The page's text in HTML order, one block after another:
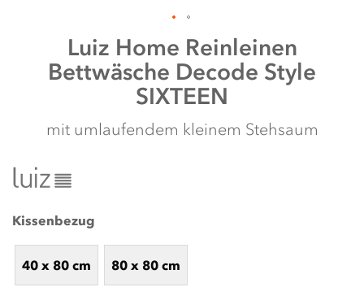
Luiz Home Reinleinen
Bettwäsche Decode Style
SIXTEEN
mit umlaufendem kleinem Stehsaum
Kissenbezug
40 x 80 cm 80 x 80 cm